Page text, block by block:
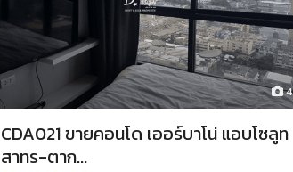
4
CDA021 ขายคอนโด เออร์บาโน่ แอบโซลูท
สาทร-ตาก...